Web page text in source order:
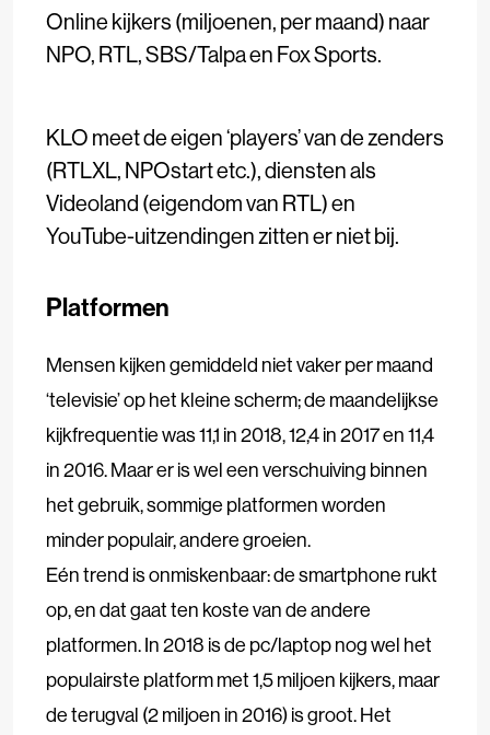
Online kijkers (miljoenen, per maand) naar
NPO, RTL, SBS/Talpa en Fox Sports.
KLO meet de eigen ‘players’ van de zenders
(RTLXL, NPOstart etc.), diensten als
Videoland (eigendom van RTL) en
YouTube-uitzendingen zitten er niet bij.
Platformen
Mensen kijken gemiddeld niet vaker per maand
‘televisie’ op het kleine scherm; de maandelijkse
kijkfrequentie was 11,1 in 2018, 12,4 in 2017 en 11,4
in 2016. Maar er is wel een verschuiving binnen
het gebruik, sommige platformen worden
minder populair, andere groeien.
Eén trend is onmiskenbaar: de smartphone rukt
op, en dat gaat ten koste van de andere
platformen. In 2018 is de pc/laptop nog wel het
populairste platform met 1,5 miljoen kijkers, maar
de terugval (2 miljoen in 2016) is groot. Het